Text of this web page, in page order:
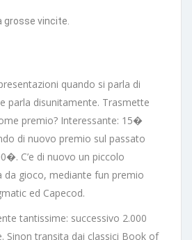
grosse vincite.
quando si parla di
parla disunitamente. Trasmette
premio? Interessante: 15�
di nuovo premio sul passato
C’e di nuovo un piccolo
da gioco, mediante fun premio
ed Capecod.
tantissime: successivo 2.000
Sinon transita dai classici Book of